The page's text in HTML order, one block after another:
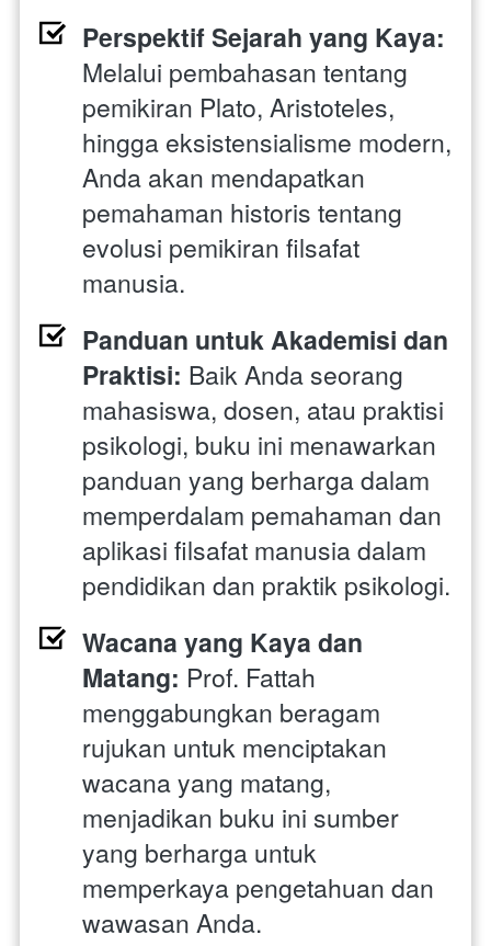
Perspektif Sejarah yang Kaya:
Melalui pembahasan tentang
pemikiran Plato, Aristoteles,
hingga eksistensialisme modern,
Anda akan mendapatkan
pemahaman historis tentang
evolusi pemikiran filsafat
manusia.
Panduan untuk Akademisi dan
Praktisi: Baik Anda seorang
mahasiswa, dosen, atau praktisi
psikologi, buku ini menawarkan
panduan yang berharga dalam
memperdalam pemahaman dan
aplikasi filsafat manusia dalam
pendidikan dan praktik psikologi.
Wacana yang Kaya dan
Matang: Prof. Fattah
menggabungkan beragam
rujukan untuk menciptakan
wacana yang matang,
menjadikan buku ini sumber
yang berharga untuk
memperkaya pengetahuan dan
wawasan Anda.